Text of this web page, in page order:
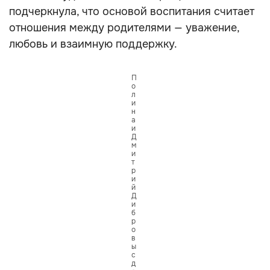
подчеркнула, что основой воспитания считает
отношения между родителями — уважение,
любовь и взаимную поддержку.
П
о
л
и
н
а
и
Д
м
и
т
р
и
й
Д
и
б
р
о
в
ы
с
д